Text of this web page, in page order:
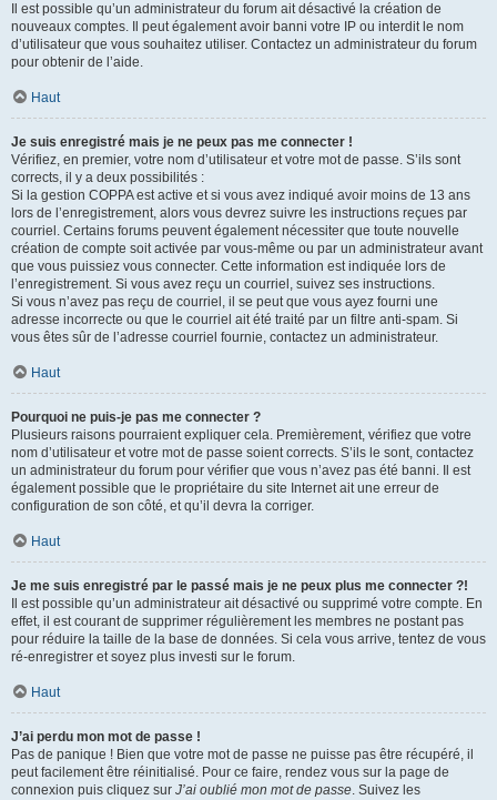
Il est possible qu’un administrateur du forum ait désactivé la création de
nouveaux comptes. Il peut également avoir banni votre IP ou interdit le nom
d’utilisateur que vous souhaitez utiliser. Contactez un administrateur du forum
pour obtenir de l’aide.
Haut
Je suis enregistré mais je ne peux pas me connecter !
Vérifiez, en premier, votre nom d’utilisateur et votre mot de passe. S’ils sont
corrects, il y a deux possibilités :
Si la gestion COPPA est active et si vous avez indiqué avoir moins de 13 ans
lors de l’enregistrement, alors vous devrez suivre les instructions reçues par
courriel. Certains forums peuvent également nécessiter que toute nouvelle
création de compte soit activée par vous-même ou par un administrateur avant
que vous puissiez vous connecter. Cette information est indiquée lors de
l’enregistrement. Si vous avez reçu un courriel, suivez ses instructions.
Si vous n’avez pas reçu de courriel, il se peut que vous ayez fourni une
adresse incorrecte ou que le courriel ait été traité par un filtre anti-spam. Si
vous êtes sûr de l’adresse courriel fournie, contactez un administrateur.
Haut
Pourquoi ne puis-je pas me connecter ?
Plusieurs raisons pourraient expliquer cela. Premièrement, vérifiez que votre
nom d’utilisateur et votre mot de passe soient corrects. S’ils le sont, contactez
un administrateur du forum pour vérifier que vous n’avez pas été banni. Il est
également possible que le propriétaire du site Internet ait une erreur de
configuration de son côté, et qu’il devra la corriger.
Haut
Je me suis enregistré par le passé mais je ne peux plus me connecter ?!
Il est possible qu’un administrateur ait désactivé ou supprimé votre compte. En
effet, il est courant de supprimer régulièrement les membres ne postant pas
pour réduire la taille de la base de données. Si cela vous arrive, tentez de vous
ré-enregistrer et soyez plus investi sur le forum.
Haut
J’ai perdu mon mot de passe !
Pas de panique ! Bien que votre mot de passe ne puisse pas être récupéré, il
peut facilement être réinitialisé. Pour ce faire, rendez vous sur la page de
connexion puis cliquez sur J’ai oublié mon mot de passe. Suivez les